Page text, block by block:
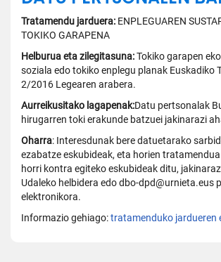
Tratamendu jarduera: ENPLEGUAREN
TOKIKO GARAPENA
Helburua eta zilegitasuna:Tokiko garapen
soziala edo tokiko enplegu planak Euskadiko
2/2016 Legearen arabera.
Aurreikusitako lagapenak:Datu pertsonalak
hirugarren toki erakunde batzuei jakinarazi
Oharra: Interesdunak bere datuetarako
ezabatze eskubideak, eta horien
horri kontra egiteko eskubideak ditu,
Udaleko helbidera edo dbo-dpd@urnieta.eus
elektronikora.
Informazio gehiago:tratamenduko jardueren